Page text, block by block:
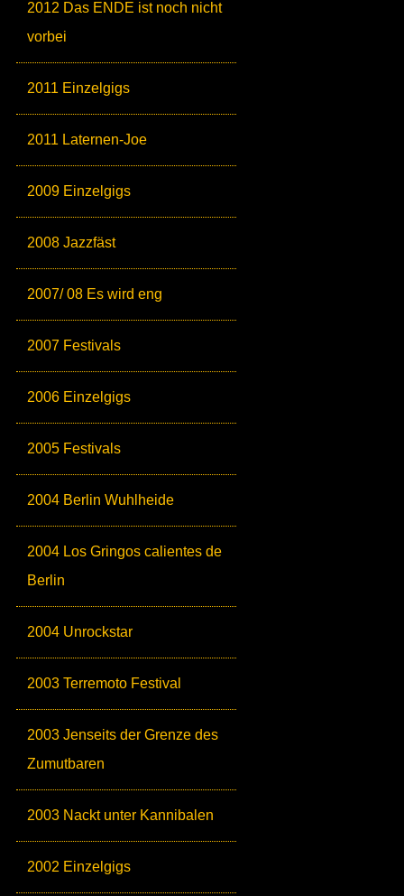
2012 Das ENDE ist noch nicht
vorbei
2011 Einzelgigs
2011 Laternen-Joe
2009 Einzelgigs
2008 Jazzfäst
2007/ 08 Es wird eng
2007 Festivals
2006 Einzelgigs
2005 Festivals
2004 Berlin Wuhlheide
2004 Los Gringos calientes de
Berlin
2004 Unrockstar
2003 Terremoto Festival
2003 Jenseits der Grenze des
Zumutbaren
2003 Nackt unter Kannibalen
2002 Einzelgigs